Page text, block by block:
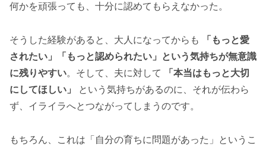
何かを頑張っても、十分に認めてもらえなかった。
そうした経験があると、大人になってからも
「もっと愛
されたい」「もっと認められたい」という気持ちが無意識
に残りやすい。そして、夫に対して
「本当はもっと大切
にしてほしい」
という気持ちがあるのに、それが伝わら
ず、イライラへとつながってしまうのです。
もちろん、これは「自分の育ちに問題があった」というこ